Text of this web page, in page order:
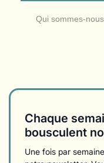
Qui sommes-
Chaque
bousculent
Une fois par